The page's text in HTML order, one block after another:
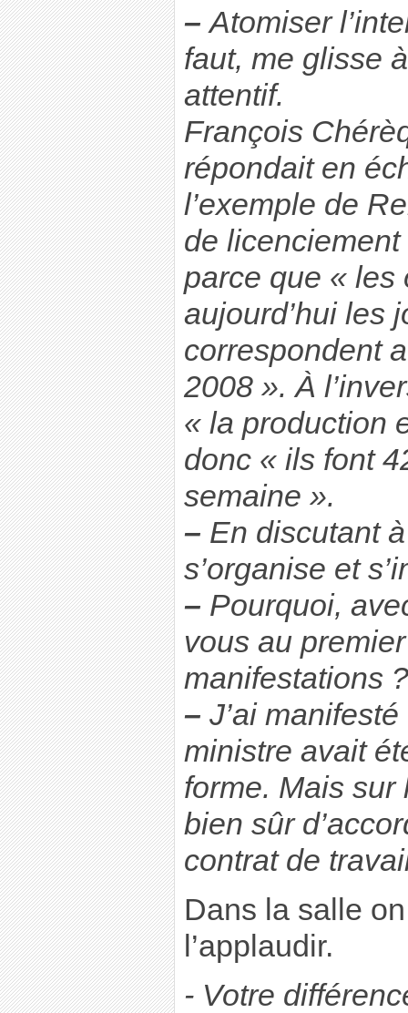
– Atomiser
faut, me glisse
attentif.
François
répondait en
l’exemple de
de licenciement
parce que « les
aujourd’hui les
correspondent
2008 ». À
« la production
donc « ils font
semaine ».
– En discutant
s’organise et
– Pourquoi,
vous au
manifestations ?
– J’ai
ministre avait
forme. Mais sur
bien sûr
contrat de
Dans la salle
l’applaudir.
- Votre